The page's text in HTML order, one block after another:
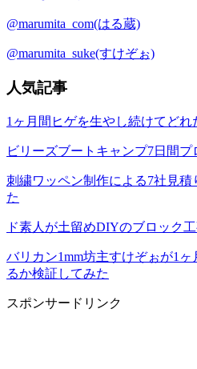
@marumita_com(はる蔵)
@marumita_suke(すけぞぉ)
人気記事
1ヶ月間ヒゲを生やし続けてど
ビリーズブートキャンプ7日間
刺繍ワッペン制作による7社見
た
ド素人が土留めDIYのブロック
バリカン1mm坊主すけぞぉが1
るか検証してみた
スポンサードリンク